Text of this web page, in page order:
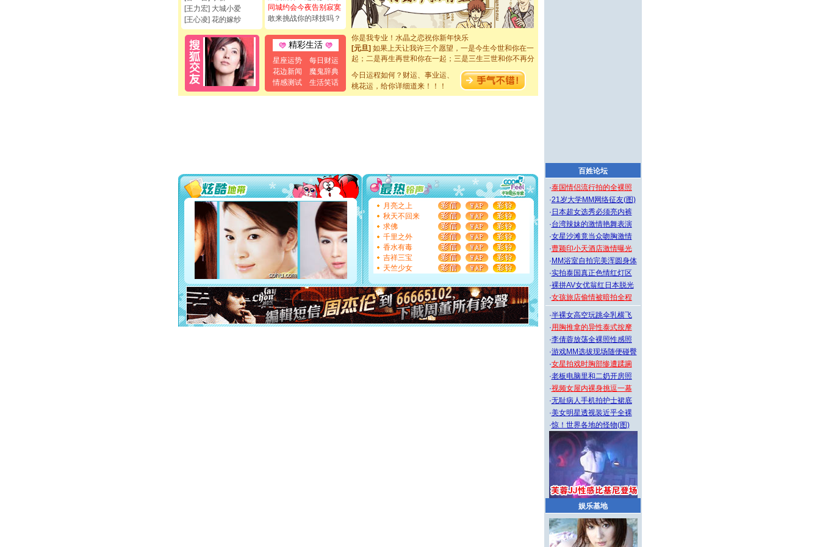
[王力宏] 大城小爱
[王心凌] 花的嫁纱
同城约会今夜告别寂寞
敢来挑战你的球技吗？
精彩生活
星座运势
每日财运
花边新闻
魔鬼辞典
情感测试
生活笑话
[元旦]看到你我会触电；看不到你我要充电；没有你我会
断电。爱你是我职业，想你是我事业，抱你是我特长，吻
[元旦]如果上天让我许三个愿望，一是今生今世和你在一
起；二是再生再世和你在一起；三是三生三世和你不再分
离。水晶之恋祝你新年快乐
[元旦]当我狠下心扭头离去那一刻，你在我身后无助地哭
泣，这痛楚让我明白我多么爱你。我转身抱住你：这猪不
卖了。水晶之恋祝你新年快乐。
你太多，只有给你五千万：千万快乐！千万要健康！千万
要平安！千万要知足！千万不要忘记我！
[圣诞节]不只这样的日子才会想起你,而是这样的日子才
能正大光明地骚扰你,告诉你,圣诞要快乐!新年要快乐!天天
都要快乐噢!
[圣诞节]奉上一颗祝福的心,在这个特别的日子里,愿幸福,
如意,快乐,鲜花,一切美好的祝愿与你同在.圣诞快乐!
[元旦]
看到你我会触电；看不到你我要充电；没有你我会
断电。爱你是我职业，想你是我事业，抱你是我特长，吻
你是我专业！水晶之恋祝你新年快乐
[元旦] 如果上天让我许三个愿望，一是今生今世和你在一
起；二是再生再世和你在一起；三是三生三世和你不再分
离。水晶之恋祝你新年快乐
[元旦]当我狠下心扭头离去那一刻，你在我身后无助地哭
泣，这痛楚让我明白我多么爱你。我转身抱住你：这猪不
今日运程如何？财运、事业运、
桃花运，给你详细道来！！！
月亮之上
秋天不回来
求佛
千里之外
香水有毒
吉祥三宝
天竺少女
百姓论坛
·泰国情侣流行拍的全裸照
·21岁大学MM网络征友(图)
· 日本超女选秀必须亮内裤
·台湾辣妹的激情艳舞表演
·女星沙滩竟当众吻胸激情
·曹颖印小天酒店激情曝光
· MM浴室自拍完美浑圆身体
·实拍泰国真正色情红灯区
·裸拼AV女优翁红日本脱光
·女孩旅店偷情被暗拍全程
·半裸女高空玩跳伞乳横飞
·用胸推拿的异性泰式按摩
·李倩蓉放荡全裸照性感照
·游戏MM选拔现场随便碰臀
·女星拍戏时胸部惨遭蹂躏
·老板电脑里和二奶开房照
·视频女屋内裸身挑逗一幕
·无耻病人手机拍护士裙底
·美女明星透视装近乎全裸
·惊！世界各地的怪物(图)
娱乐基地